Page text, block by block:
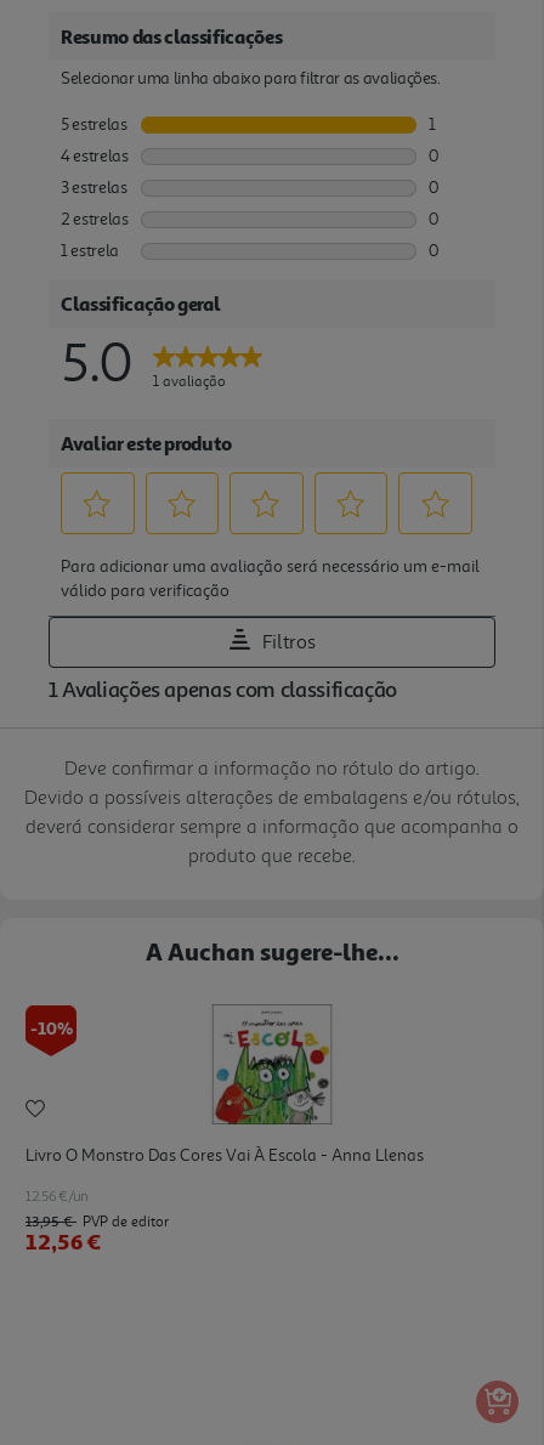
Deve confirmar a informação no rótulo do artigo.
Devido a possíveis alterações de embalagens e/ou rótulos,
deverá considerar sempre a informação que acompanha o
produto que recebe.
A Auchan sugere-lhe...
-10%
Livro O Monstro Das Cores Vai À Escola - Anna Llenas
12.56 €/un
13,95 € PVP de editor
12,56 €